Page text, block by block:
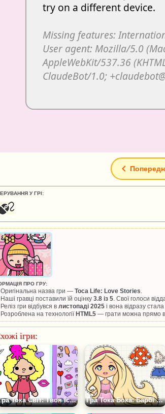
У ГРІ:
ПРО ГРУ:
Оригінальна назва гри — Toca Life: Love Stories
Наші гравці поставили їй оцінку 3.8 із 5 . Свої голоси
Реліз гри відбувся в листопаді 2025 і вона відразу
Розроблена на технологіїHTML5 — грати можна прямо в
ігри:
Гра Тока Світ: Твоя Історія у Фарбах Гра Тока Бока: Барбі Паперові Ляльки